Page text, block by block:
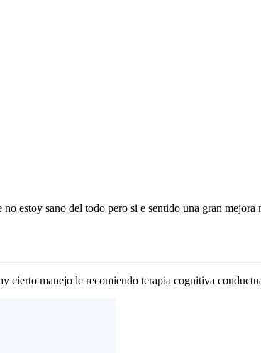
estoy sano del todo pero si e sentido una gran
cierto manejo le recomiendo terapia cognitiva